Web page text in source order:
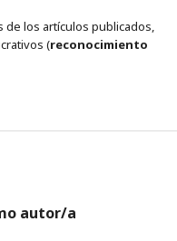
los artículos publicados,
(reconocimiento
autor/a